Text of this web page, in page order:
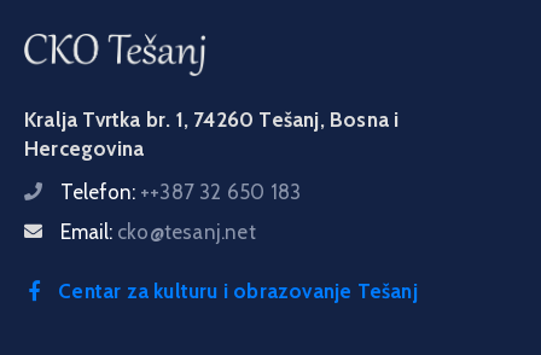
Kralja Tvrtka br. 1, 74260 Tešanj, Bosna i
Hercegovina
Telefon: ++387 32 650 183
Email: cko@tesanj.net
Centar za kulturu i obrazovanje Tešanj